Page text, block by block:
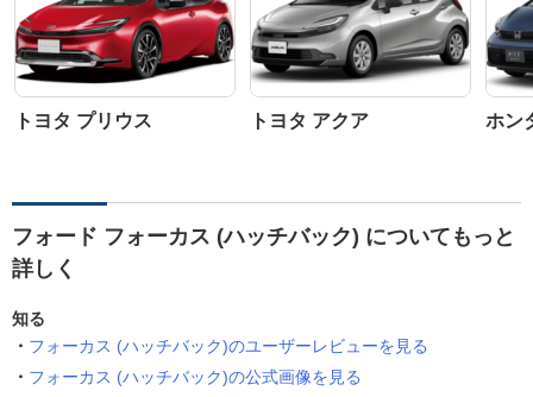
トヨタ プリウス トヨタ アクア ホン
フォード フォーカス (ハッチバック) についてもっと
詳しく
知る
フォーカス (ハッチバック)のユーザーレビューを見る
フォーカス (ハッチバック)の公式画像を見る